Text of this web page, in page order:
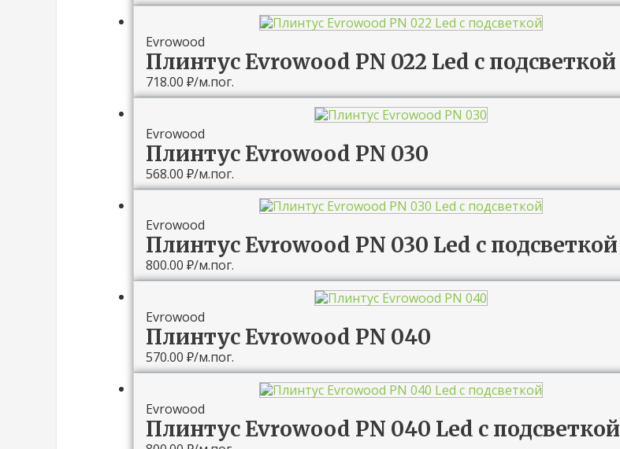
Evrowood
Плинтус Evrowood PN 022 Led с подсветкой
718.00 ₽/м.пог.
Evrowood
Плинтус Evrowood PN 030
568.00 ₽/м.пог.
Evrowood
Плинтус Evrowood PN 030 Led с подсветкой
800.00 ₽/м.пог.
Evrowood
Плинтус Evrowood PN 040
570.00 ₽/м.пог.
Evrowood
Плинтус Evrowood PN 040 Led с подсветкой